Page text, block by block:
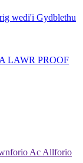
wedi'i Gydblethu
LAWR PROOF
Ac Allforio